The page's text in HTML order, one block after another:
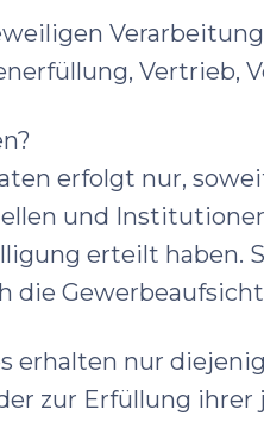
Vertrieb,
erfolgt nur,
und
erteilt haben.
die
erhalten nur
zur Erfüllung